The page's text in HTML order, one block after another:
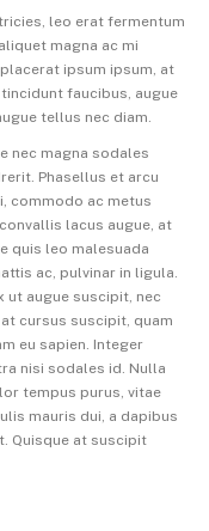
leo erat fermentum
magna ac mi
ipsum ipsum, at
faucibus, augue
tellus nec diam.
nec magna sodales
Phasellus et arcu
commodo ac metus
lacus augue, at
quis leo malesuada
ac, pulvinar in ligula.
ut augue suscipit, nec
cursus suscipit, quam
eu sapien. Integer
nisi sodales id. Nulla
tempus purus, vitae
mauris dui, a dapibus
Quisque at suscipit